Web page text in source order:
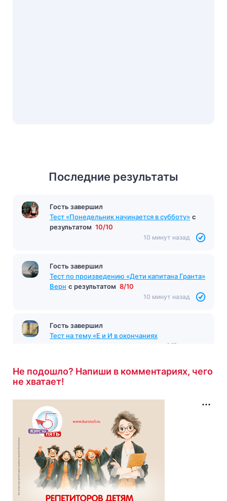
Последние результаты
Гость завершил
Тесты Начало 19 века по истории России с
результатом 6/10
9 минут назад
Гость завершил
Тест «Понедельник начинается в субботу» с
результатом 10/10
10 минут назад
Гость завершил
Тест по произведению «Дети капитана Гранта»
Верн с результатом 8/10
10 минут назад
Гость завершил
Тест на тему «Е и И в окончаниях
Не подошло? Напиши в комментариях, чего
не хватает!